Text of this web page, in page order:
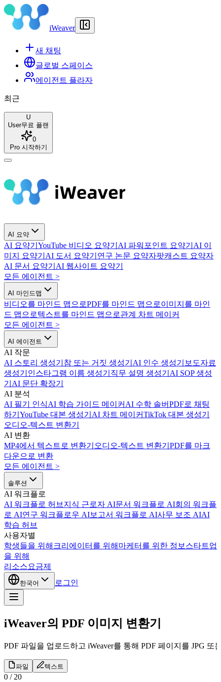
iWeaver
새 채팅
글로벌 스페이스
에이전트 플라자
최근
U
User무료 플랜
0
Pro 시작하기
AI 요약
AI 요약기 YouTube 비디오 요약기 AI 파워포인트 요약기 AI 이
미지 요약기 AI 도서 요약기 연구 논문 요약자팟캐스트 요약자
AI 문서 요약기 AI 웹사이트 요약기
모든 에이전트 >
AI 마인드맵
비디오를 마인드 맵으로PDF를 마인드 맵으로이미지를 마인
드 맵으로텍스트를 마인드 맵으로관계 차트 메이커
모든 에이전트 >
AI 에이전트
AI 작문
AI 스토리 생성기 참 또는 거짓 생성기 AI 인수 생성기 보도자료
생성기 인스타그램 이름 생성기 직무 설명 생성기 AI SOP 생성
기 AI 문단 확장기
AI 분석
AI 필기 인식AI 학습 가이드 메이커 AI 수학 솔버PDF로 채팅
하기 YouTube 대본 생성기 AI 차트 메이커TikTok 대본 생성기
오디오-텍스트 변환기
AI 변환
MP4에서 텍스트로 변환기 오디오-텍스트 변환기 PDF를 마크
다운으로 변환
모든 에이전트 >
솔루션
AI 워크플로
AI 워크플로 허브 지식 근로자 AI문서 워크플로 AI회의 워크플
로 AI연구 워크플로우 AI보고서 워크플로 AI사무 보조 AIAI
학습 허브
사용자별
학생들을 위해 크리에이터를 위해 마케터를 위한 정보 스타트업
을 위해
리소스요금제
한국어 로그인
iWeaver의 PDF 이미지 변환기
PDF 파일을 업로드하고 iWeaver를 통해 PDF 페이지를 JPG
파일 텍스트
0 / 20